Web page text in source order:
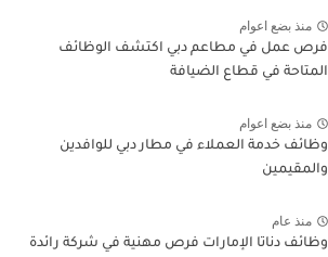
منذ بضع اعوام
فرص عمل في مطاعم دبي اكتشف الوظائف
المتاحة في قطاع الضيافة
منذ بضع اعوام
وظائف خدمة العملاء في مطار دبي للوافدين
والمقيمين
منذ عام
وظائف دناتا الإمارات فرص مهنية في شركة رائدة